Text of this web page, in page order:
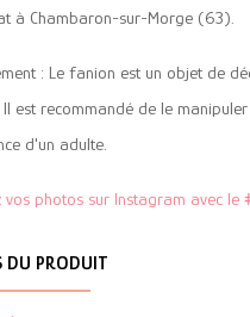
à Chambaron-sur-Morge (63).
: Le fanion est un objet de
Il est recommandé de le
d'un adulte.
vos photos sur Instagram avec le
DU PRODUIT